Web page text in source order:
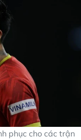
phục cho các trận